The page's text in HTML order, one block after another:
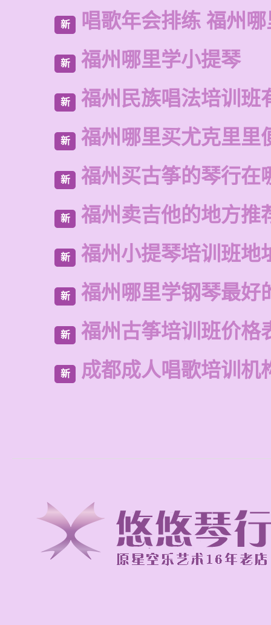
新 唱歌年会排练 福州
新 福州哪里学小提琴
新 福州民族唱法培训班
新 福州哪里买尤克里里
新 福州买古筝的琴行在
新 福州卖吉他的地方推
新 福州小提琴培训班地
新 福州哪里学钢琴最好
新 福州古筝培训班价格
新 成都成人唱歌培训机